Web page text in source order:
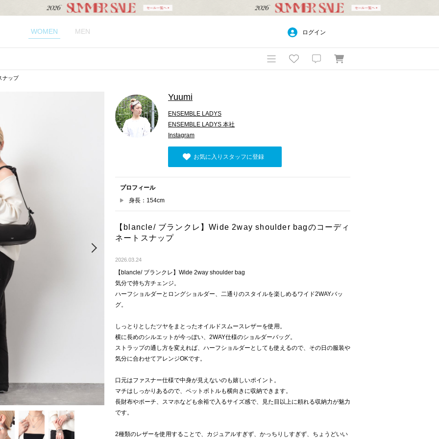
WOMEN MEN ログイン
ナップ
Yuumi
ENSEMBLE LADYS
ENSEMBLE LADYS 本社
Instagram
お気に入りスタッフに登録
プロフィール
身長：154cm
【blancle/ ブランクレ】Wide 2way shoulder bagのコーディ
ネートスナップ
2026.03.24
【blancle/ ブランクレ】Wide 2way shoulder bag
気分で持ち方チェンジ。
ハーフショルダーとロングショルダー、二通りのスタイルを楽しめるワイド2WAYバッ
グ。
しっとりとしたツヤをまとったオイルドスムースレザーを使用。
横に長めのシルエットが今っぽい、2WAY仕様のショルダーバッグ。
ストラップの通し方を変えれば、ハーフショルダーとしても使えるので、その日の服装や
気分に合わせてアレンジOKです。
口元はファスナー仕様で中身が見えないのも嬉しいポイント。
マチはしっかりあるので、ペットボトルも横向きに収納できます。
長財布やポーチ、スマホなども余裕で入るサイズ感で、見た目以上に頼れる収納力が魅力
です。
2種類のレザーを使用することで、カジュアルすぎず、かっちりしすぎず、ちょうどいい